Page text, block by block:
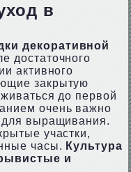
в
декоративной
достаточного
активного
закрытую
до первой
очень важно
для выращивания.
участки,
часы. Культура
и